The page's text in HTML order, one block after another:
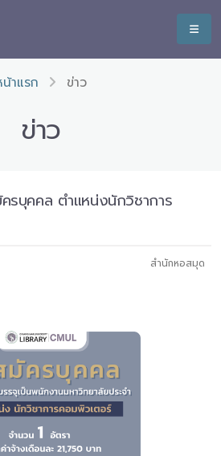
าแรก ข่าว
ข่าว
รบุคคล ตำแหน่งนักวิชาการ
สำนักหอสมุด